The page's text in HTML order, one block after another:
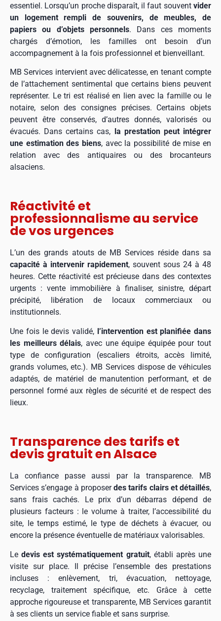
essentiel. Lorsqu’un proche disparaît, il faut souvent vider
un logement rempli de souvenirs, de meubles, de
papiers ou d’objets personnels. Dans ces moments
chargés d’émotion, les familles ont besoin d’un
accompagnement à la fois professionnel et bienveillant.
MB Services intervient avec délicatesse, en tenant compte
de l’attachement sentimental que certains biens peuvent
représenter. Le tri est réalisé en lien avec la famille ou le
notaire, selon des consignes précises. Certains objets
peuvent être conservés, d’autres donnés, valorisés ou
évacués. Dans certains cas, la prestation peut intégrer
une estimation des biens, avec la possibilité de mise en
relation avec des antiquaires ou des brocanteurs
alsaciens.
Réactivité et
professionnalisme au service
de vos urgences
L’un des grands atouts de MB Services réside dans sa
capacité à intervenir rapidement, souvent sous 24 à 48
heures. Cette réactivité est précieuse dans des contextes
urgents : vente immobilière à finaliser, sinistre, départ
précipité, libération de locaux commerciaux ou
institutionnels.
Une fois le devis validé, l’intervention est planifiée dans
les meilleurs délais, avec une équipe équipée pour tout
type de configuration (escaliers étroits, accès limité,
grands volumes, etc.). MB Services dispose de véhicules
adaptés, de matériel de manutention performant, et de
personnel formé aux règles de sécurité et de respect des
lieux.
Transparence des tarifs et
devis gratuit en Alsace
La confiance passe aussi par la transparence. MB
Services s’engage à proposerdes tarifs clairs et détaillés,
sans frais cachés. Le prix d’un débarras dépend de
plusieurs facteurs : le volume à traiter, l’accessibilité du
site, le temps estimé, le type de déchets à évacuer, ou
encore la présence éventuelle de matériaux valorisables.
Ledevis est systématiquement gratuit, établi après une
visite sur place. Il précise l’ensemble des prestations
incluses : enlèvement, tri, évacuation, nettoyage,
recyclage, traitement spécifique, etc. Grâce à cette
approche rigoureuse et transparente, MB Services garantit
à ses clients un service fiable et sans surprise.